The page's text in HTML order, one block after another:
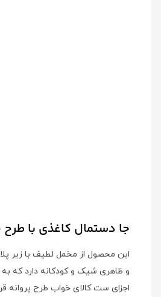
جا دستمال کاغذی با طرح
این محصول از مخمل لطیف با زیر
و ظاهری شیک و کودکانه دارد که به
اجزای ست کالای خواب طرح پروانه